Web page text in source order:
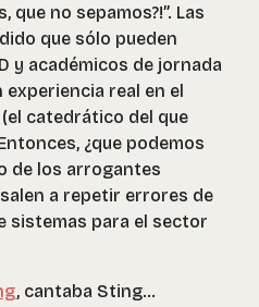
que no sepamos?!”. Las
que sólo pueden
y académicos de jornada
real en el
catedrático del que
¿que podemos
de los arrogantes
a repetir errores de
sistemas para el sector
, cantaba Sting…